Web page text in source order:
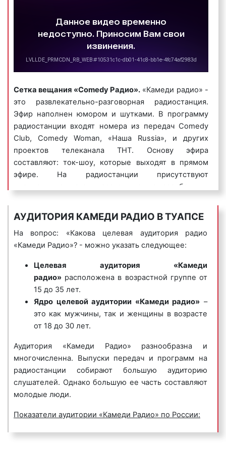
исполняется нараспев. Одним из самых известных
музыкальных логотипов является музыкальный
логотип компании Данон, который звучит так:
«Ммм, Данон».
Пример музыкального логотипа на «Камеди
радио»:
5) джинглы– короткие, как правило 20 сек.,
песенки, в которых сообщается потенциальному
клиенту либо о самой компании, либо о
Джинглы хорошо запоминаются и относятся к
«прилипчивым песенкам».
Пример рекламного ролика джингл на «Камеди
радио»:
6) корпоративные гимны– радиоролики,
представляющие собой песни, иногда до
нескольких минут длиной, состоящие из
ее бренд, товары, коллектив и т.д. Предназначены
для формирования положительного впечатления у
Сетка вещания «Comedy Радио». «Камеди радио» -
это развлекательно-разговорная радиостанция.
Эфир наполнен юмором и шутками. В программу
радиостанции входят номера из передач Comedy
Club, Comedy Woman, «Наша Russia», и других
проектов телеканала ТНТ. Основу эфира
составляют: ток-шоу, которые выходят в прямом
эфире. На радиостанции присутствуют
музыкальные паузы, состоящие из зарубежных
наиболее популярных радиопередач на «Камеди
Радио» можно выделить следующие:
яркое, бодрое и позитивное радио-шоу
шоу, которое говорит со слушателями
несерьезным образом о несерьезных вещах
«Самое Серьезное Шоу»;
«Счастливые люди»;
«Казибота-шоу Саввы и Кеста»;
«Небудни Шоу» и другие.
Благодаря качественному радийоному контенту
«Камеди Радио» является популярным среди
представителей бизнеса. Многие рекламодатели
размещают рекламу именно на частотах «Камеди
Радио». Рекламные ролики, вышедшие в эфире
окупаются быстро, тем более, что стоимость
рекламы на «Камеди Радио» невысока.
АУДИТОРИЯ КАМЕДИ РАДИО В ТУАПСЕ
На вопрос: «Какова целевая аудитория радио
«Камеди Радио»? - можно указать следующее:
Целевая аудитория
«Камеди
радио» расположена в возрастной группе от
15 до 35 лет.
Ядро целевой аудитории «Камеди радио» –
это как мужчины, так и женщины в возрасте
от 18 до 30 лет.
Аудитория «Камеди Радио» разнообразна и
многочисленна. Выпуски передач и программ на
радиостанции собирают большую аудиторию
слушателей. Однако большую ее часть составляют
молодые люди.
Показатели аудитории «Камеди Радио» по России:
Потенциальная аудитория «Камеди радио» в